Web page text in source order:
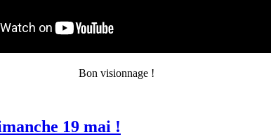
Bon visionnage !
19 mai !